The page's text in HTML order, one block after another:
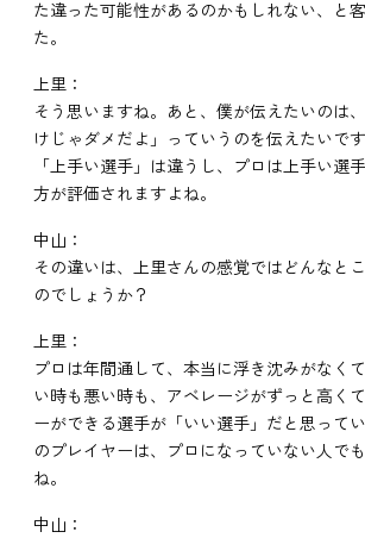
た違った可能性があるのかもしれない、と
た。
上里：
そう思いますね。あと、僕が伝えたいのは
けじゃダメだよ」っていうのを伝えたいで
「上手い選手」は違うし、プロは上手い選
方が評価されますよね。
中山：
その違いは、上里さんの感覚ではどんなと
のでしょうか？
上里：
プロは年間通して、本当に浮き沈みがなく
い時も悪い時も、アベレージがずっと高く
ーができる選手が「いい選手」だと思って
のプレイヤーは、プロになっていない人で
ね。
中山：